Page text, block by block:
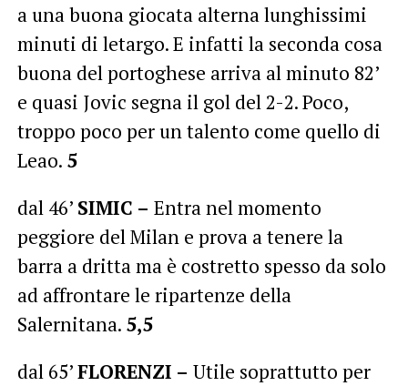
a una buona giocata alterna lunghissimi
minuti di letargo. E infatti la seconda cosa
buona del portoghese arriva al minuto 82’
e quasi Jovic segna il gol del 2-2. Poco,
troppo poco per un talento come quello di
Leao. 5
dal 46’ SIMIC – Entra nel momento
peggiore del Milan e prova a tenere la
barra a dritta ma è costretto spesso da solo
ad affrontare le ripartenze della
Salernitana. 5,5
dal 65’FLORENZI – Utile soprattutto per